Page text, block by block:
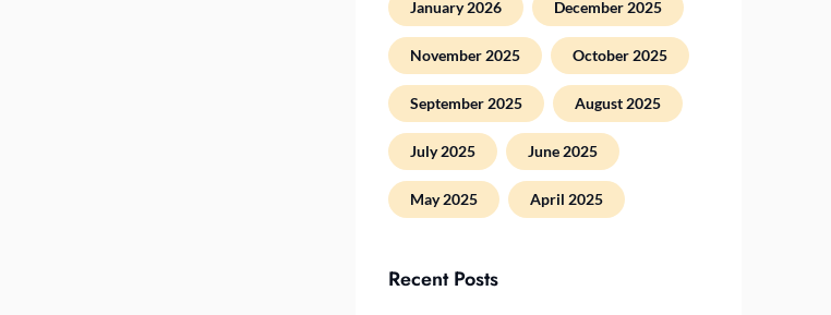
January 2026 December 2025
November 2025 October 2025
September 2025 August 2025
July 2025 June 2025
May 2025 April 2025
Recent Posts